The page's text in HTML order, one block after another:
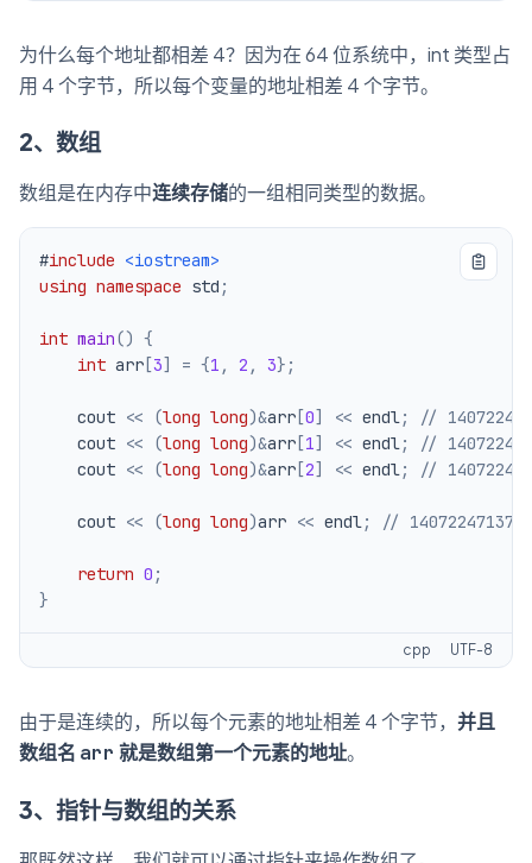
为什么每个地址都相差 4？因为在 64 位系统中，int 类型占
用 4 个字节，所以每个变量的地址相差 4 个字节。
2、数组
数组是在内存中连续存储的一组相同类型的数据。
#include <iostream>
using namespace std ;
int main() {
int arr [3] = {1 , 2 , 3} ;
    cout
<< (long long)&arr [0] << endl;
//
    cout
<< (long long)&arr [1] << endl;
//
    cout
<< (long long)&arr [2] << endl; //
    cout
<< (long long)arr << endl; //
return 0 ;
}
cpp UTF-8
由于是连续的，所以每个元素的地址相差 4 个字节， 并且
数组名 arr 就是数组第一个元素的地址。
3、指针与数组的关系